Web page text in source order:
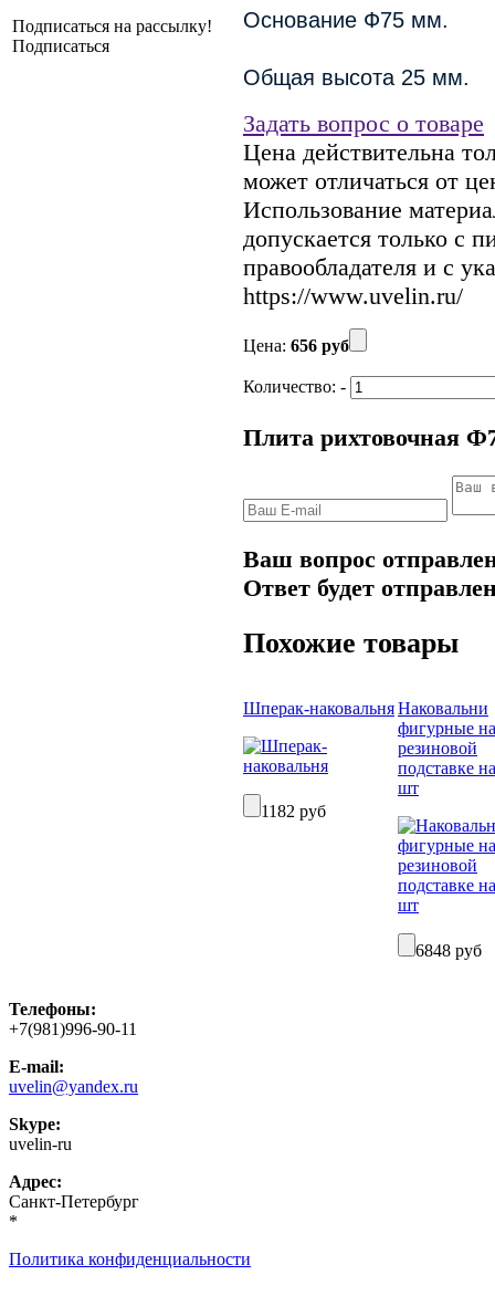
Подписаться на рассылку!
Подписаться
Основание Ф75 мм.
Общая высота 25 мм.
Задать вопрос о товаре
Цена действительна
может отличаться от
Использование
допускается только с
правообладателя и с
https://www.uvelin.ru/
Цена: 656 руб
Количество: -
Плита рихтовочная
Ваш вопрос
Ответ будет
Похожие товары
Шперак-наковальня
1182 руб
Наковальни
фигурные на
резиновой
подставке
шт
6848 руб
Телефоны:
+7(981)996-90-11
E-mail:
uvelin@yandex.ru
Skype:
uvelin-ru
Адрес:
Санкт-Петербург
*
Политика конфиденциальности